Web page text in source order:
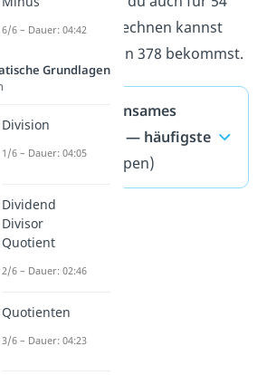
63 das kgV berechnen kannst
ein Ergebnis von 378 bekommst.
Kleinstes gemeinsames
Vielfaches (kgV) — häufigste
Fragen (ausklappen)
6/6 – Dauer: 04:42
Grundlagen
Division
1/6 – Dauer: 04:05
Dividend
Divisor
Quotient
2/6 – Dauer: 02:46
Quotienten
3/6 – Dauer: 04:23